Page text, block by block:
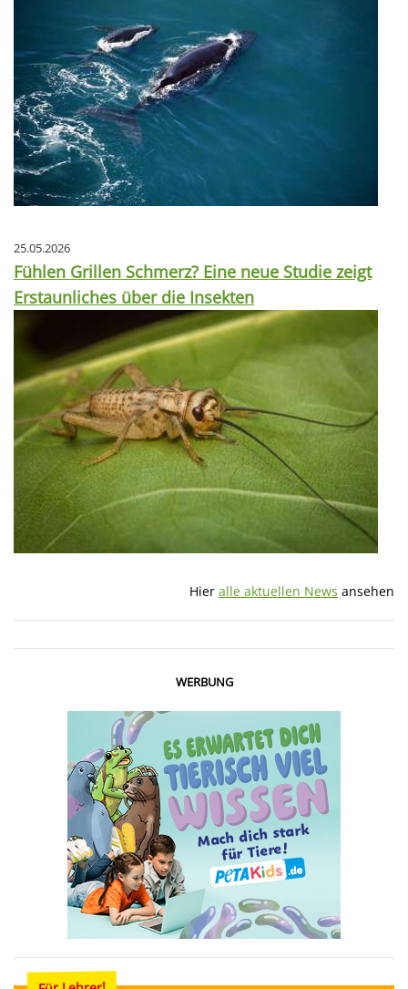
25.05.2026
Fühlen Grillen Schmerz? Eine neue Studie zeigt
Erstaunliches über die Insekten
Hier alle aktuellen News ansehen
WERBUNG